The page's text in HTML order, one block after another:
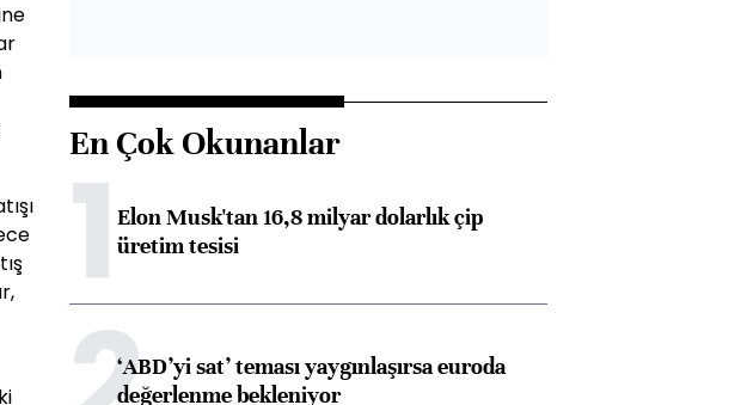
En Çok Okunanlar
1Elon Musk'tan 16,8 milyar dolarlık çip
üretim tesisi
‘ABD’yi sat’ teması yaygınlaşırsa euroda
değerlenme bekleniyor